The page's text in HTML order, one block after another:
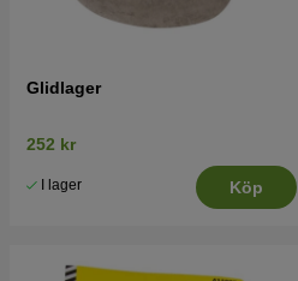
Glidlager
252 kr
I lager Köp